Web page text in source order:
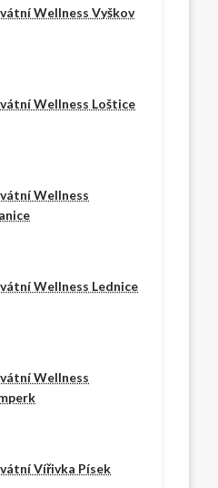
Wellness Vyškov
Wellness Loštice
Wellness
Wellness Lednice
Wellness
Vířivka Písek